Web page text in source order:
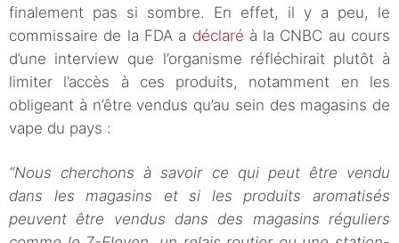
finalement pas si sombre. En effet, il y a peu, le
commissaire de la FDA a déclaré à la CNBC au cours
d’une interview que l’organisme réfléchirait plutôt à
limiter l’accès à ces produits, notamment en les
obligeant à n’être vendus qu’au sein des magasins de
vape du pays :
“Nous cherchons à savoir ce qui peut être vendu
dans les magasins et si les produits aromatisés
peuvent être vendus dans des magasins réguliers